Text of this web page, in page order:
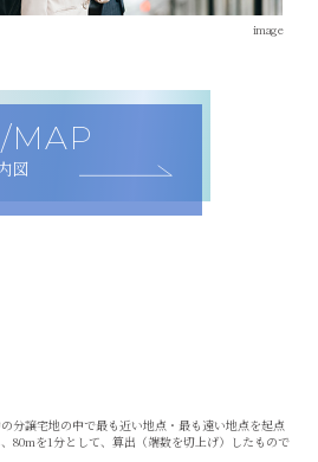
image
MAP
図
分譲宅地の中で最も近い地点・最も遠い地点を起点
80mを1分として、算出（端数を切上げ）したもので